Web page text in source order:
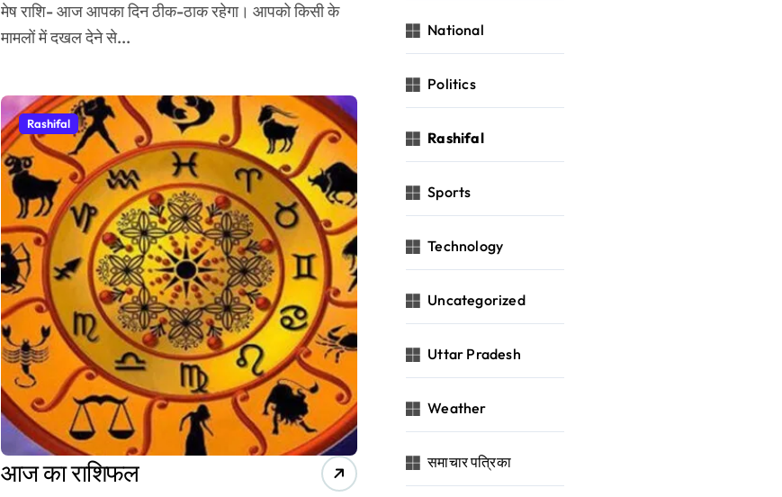
मेष राशि- आज आपका दिन ठीक-ठाक रहेगा। आपको किसी के
मामलों में दखल देने से...
Rashifal
आज का राशिफल
National
Politics
Rashifal
Sports
Technology
Uncategorized
Uttar Pradesh
Weather
समाचार पत्रिका